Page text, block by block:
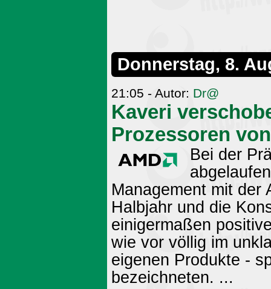
Donnerstag, 8.
21:05 - Autor: Dr@
Kaveri
Prozessoren
Bei der
Management mit der
Halbjahr und die
einigermaßen
wie vor völlig im
eigenen Produkte -
bezeichneten. ...